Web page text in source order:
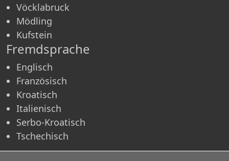
Vöcklabruck
Mödling
Kufstein
Fremdsprache
Englisch
Französisch
Kroatisch
Italienisch
Serbo-Kroatisch
Tschechisch